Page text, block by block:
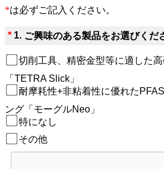
*は必ずご記入ください。
* 1. ご興味のある製品をお選びくだ
切削工具、精密金型等に適した
「TETRA Slick」
耐摩耗性+非粘着性に優れた
ング「モーグルNeo」
特になし
その他